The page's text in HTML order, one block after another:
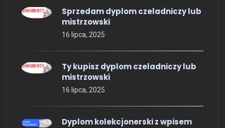
Sprzedam dyplom czeladniczy lub
mistrzowski
16 lipca, 2025
Ty kupisz dyplom czeladniczy lub
mistrzowski
16 lipca, 2025
Dyplom kolekcjonerski z wpisem